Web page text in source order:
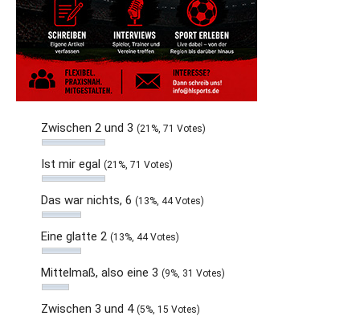
Zwischen 2 und 3 (21%, 71 Votes)
Ist mir egal (21%, 71 Votes)
Das war nichts, 6 (13%, 44 Votes)
Eine glatte 2 (13%, 44 Votes)
Mittelmaß, also eine 3 (9%, 31 Votes)
Zwischen 3 und 4 (5%, 15 Votes)